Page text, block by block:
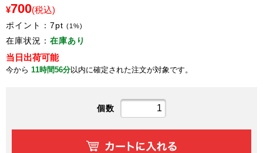
¥700(税込)
ポイント： 7pt (1%)
在庫状況： 在庫あり
当日出荷可能
今から 11時間56分以内に確定された注文が対象です。
個数